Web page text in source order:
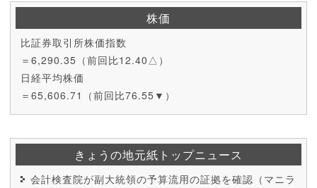
株価
比証券取引所株価指数
＝6,290.35（前回比12.40△）
日経平均株価
＝65,606.71（前回比76.55▼）
きょうの地元紙トップニュース
会計検査院が副大統領の予算流用の証拠を確認（マニラ